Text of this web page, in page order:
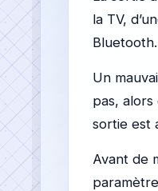
la TV,
Bluetooth.
Un
pas,
sortie est
Avant de